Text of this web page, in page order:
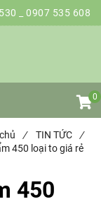
_ 0907 535 608
0
/ TIN TỨC
/
450 loại to giá rẻ
450